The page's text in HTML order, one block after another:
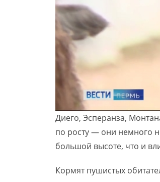
Диего, Эсперанза,
по росту — они немного
большой высоте, что и
Кормят пушистых